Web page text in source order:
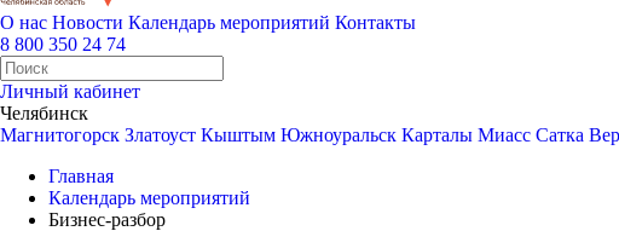
О нас Новости Календарь мероприятий Контакты
8 800 350 24 74
Личный кабинет
Челябинск
Магнитогорск Златоуст Кыштым Южноуральск Карталы Миасс Сатка
Главная
Календарь мероприятий
Бизнес-разбор